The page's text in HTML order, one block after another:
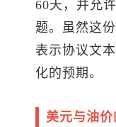
60天，并允
题。虽然这
表示协议文
化的预期。
美元与油